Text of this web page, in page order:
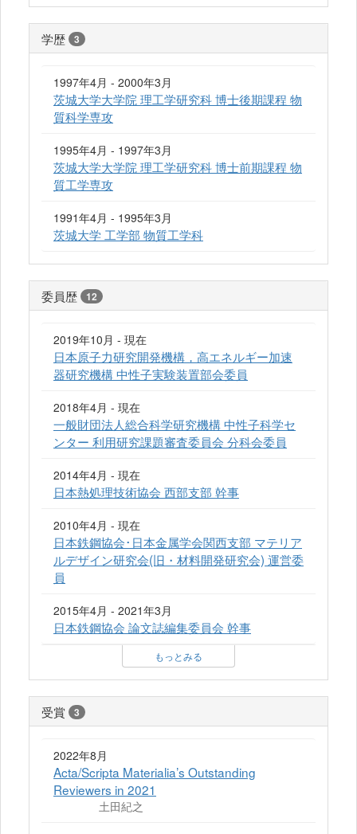
学歴 3
1997年4月 - 2000年3月
茨城大学大学院 理工学研究科 博士後期課程 物
質科学専攻
1995年4月 - 1997年3月
茨城大学大学院 理工学研究科 博士前期課程 物
質工学専攻
1991年4月 - 1995年3月
茨城大学 工学部 物質工学科
委員歴 12
2019年10月 - 現在
日本原子力研究開発機構，高エネルギー加速
器研究機構 中性子実験装置部会委員
2018年4月 - 現在
一般財団法人総合科学研究機構 中性子科学セ
ンター 利用研究課題審査委員会 分科会委員
2014年4月 - 現在
日本熱処理技術協会 西部支部 幹事
2010年4月 - 現在
日本鉄鋼協会･日本金属学会関西支部 マテリア
ルデザイン研究会(旧・材料開発研究会) 運営委
員
2015年4月 - 2021年3月
日本鉄鋼協会 論文誌編集委員会 幹事
もっとみる
受賞 3
2022年8月
Acta/Scripta Materialia’s Outstanding
Reviewers in 2021
土田紀之